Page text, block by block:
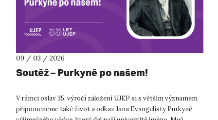
09 / 03 / 2026
Soutěž – Purkyně po našem!
V rámci oslav 35. výročí založení UJEP si s větším významem
připomeneme také život a odkaz Jana Evangelisty Purkyně –